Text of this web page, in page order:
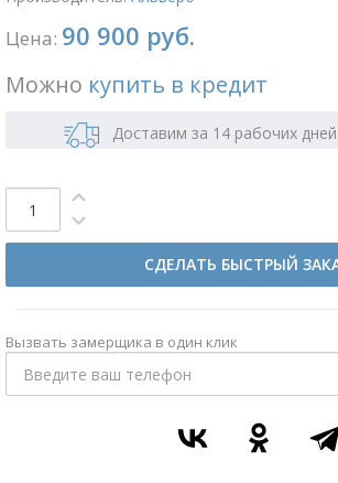
Цена: 90 900 руб.
Можно купить в кредит
Доставим за 14 рабочих дней
СДЕЛАТЬ БЫСТРЫЙ
Вызвать замерщика в один клик